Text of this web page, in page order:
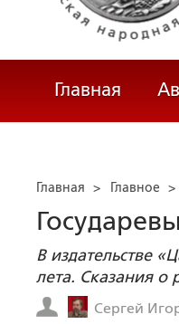
Главная
Главная > Главное >
В издательстве
лета. Сказания о
Сергей